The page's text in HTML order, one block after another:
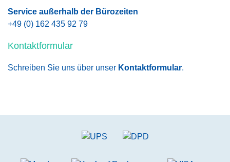
Service außerhalb der Bürozeiten
+49 (0) 162 435 92 79
Kontaktformular
Schreiben Sie uns über unser Kontaktformular.